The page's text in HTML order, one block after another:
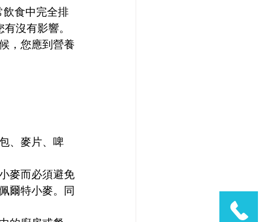
飲食中完全排
沒有影響。
，您應到營養
、麥片、啤
麥而必須避免
爾特小麥。同